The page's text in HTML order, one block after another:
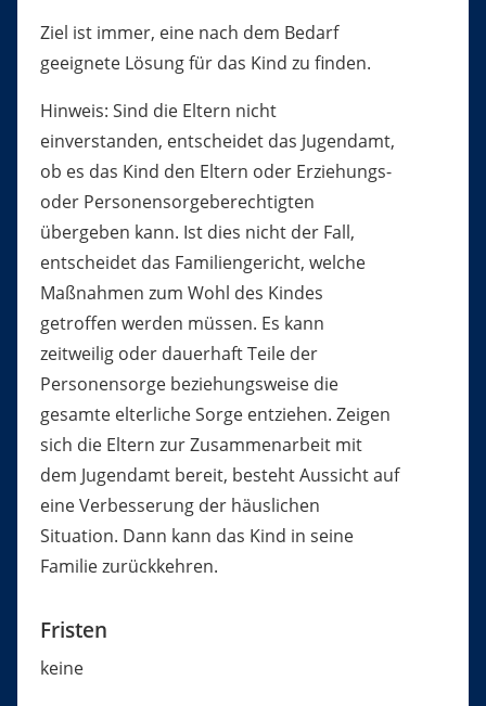
Ziel ist immer, eine nach dem Bedarf
geeignete Lösung für das Kind zu finden.
Hinweis: Sind die Eltern nicht
einverstanden, entscheidet das Jugendamt,
ob es das Kind den Eltern oder Erziehungs-
oder Personensorgeberechtigten
übergeben kann. Ist dies nicht der Fall,
entscheidet das Familiengericht, welche
Maßnahmen zum Wohl des Kindes
getroffen werden müssen. Es kann
zeitweilig oder dauerhaft Teile der
Personensorge beziehungsweise die
gesamte elterliche Sorge entziehen. Zeigen
sich die Eltern zur Zusammenarbeit mit
dem Jugendamt bereit, besteht Aussicht auf
eine Verbesserung der häuslichen
Situation. Dann kann das Kind in seine
Familie zurückkehren.
Fristen
keine